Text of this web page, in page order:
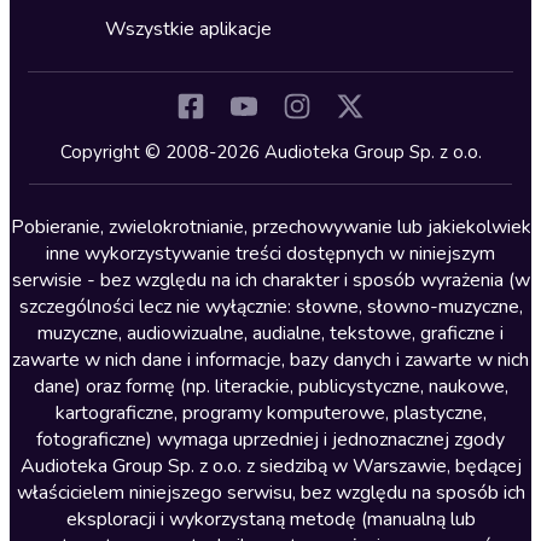
Kryminały
Lektury szkolne
Literatura anglojęzyczna
Literatura faktu
Literatura obyczajowa
Literatura piękna obca
Literatura piękna polska
Nagrania relaksacyjne
Nauka języków
Nauki humanistyczne
Wszystkie aplikacje
Copyright © 2008-2026 Audioteka Group Sp. z o.o.
Pobieranie, zwielokrotnianie, przechowywanie lub jakiekolwiek
inne wykorzystywanie treści dostępnych w niniejszym
serwisie - bez względu na ich charakter i sposób wyrażenia (w
szczególności lecz nie wyłącznie: słowne, słowno-muzyczne,
muzyczne, audiowizualne, audialne, tekstowe, graficzne i
zawarte w nich dane i informacje, bazy danych i zawarte w nich
dane) oraz formę (np. literackie, publicystyczne, naukowe,
kartograficzne, programy komputerowe, plastyczne,
fotograficzne) wymaga uprzedniej i jednoznacznej zgody
Audioteka Group Sp. z o.o. z siedzibą w Warszawie, będącej
właścicielem niniejszego serwisu, bez względu na sposób ich
eksploracji i wykorzystaną metodę (manualną lub